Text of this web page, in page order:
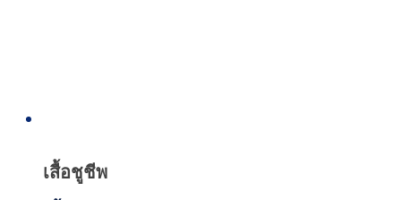
เสื้อชูชีพ